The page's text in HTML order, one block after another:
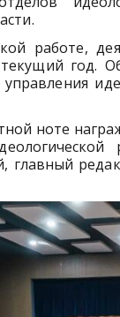
работе,
год.
управления
ноте
главный